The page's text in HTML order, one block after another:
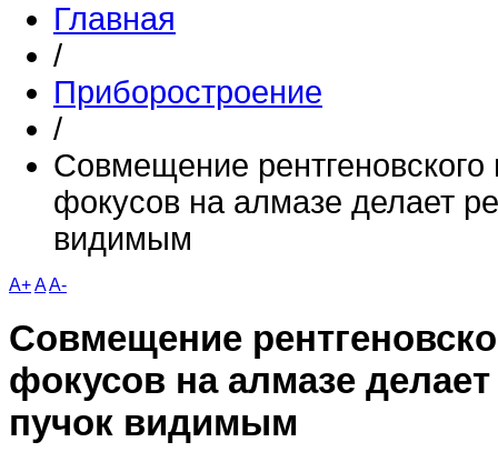
Главная
/
Приборостроение
/
Совмещение рентгеновского
фокусов на алмазе делает
видимым
A+AA-
Совмещение
фокусов на алмазе делает
пучок видимым